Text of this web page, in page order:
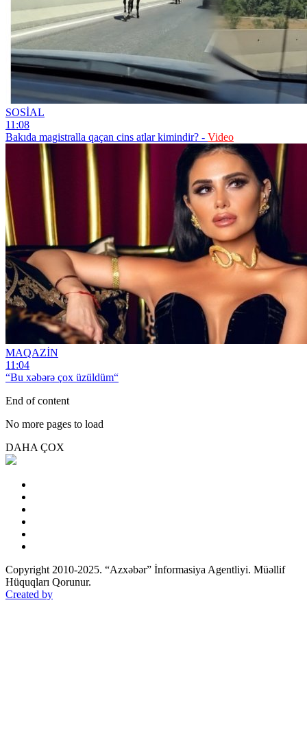
SOSİAL
11:08
Bakıda magistralla qaçan cins atlar kimindir? - Video
MAQAZİN
11:04
“Bu xəbərə çox üzüldüm“
End of content
No more pages to load
DAHA ÇOX
Copyright 2010-2025. “Azxəbər” İnformasiya Agentliyi. Müəllif
Hüquqları Qorunur.
Created by